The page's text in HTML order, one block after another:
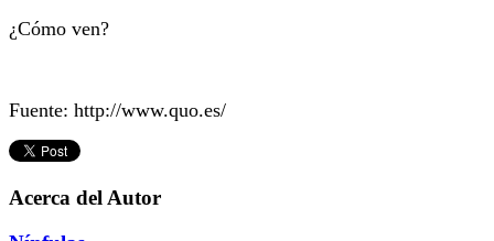
¿Cómo ven?
Fuente: http://www.quo.es/
Acerca del Autor